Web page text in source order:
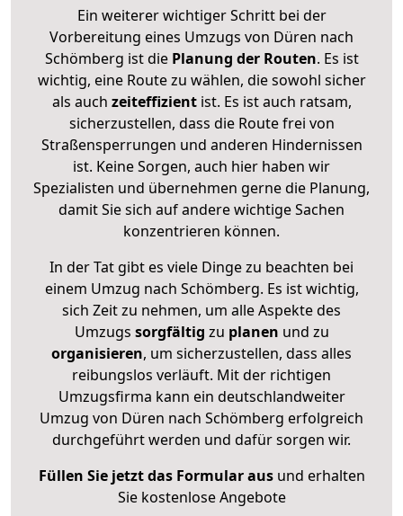
Ein weiterer wichtiger Schritt bei der
Vorbereitung eines Umzugs von Düren nach
Schömberg ist diePlanung der Routen. Es ist
wichtig, eine Route zu wählen, die sowohl sicher
als auch zeiteffizientist. Es ist auch ratsam,
sicherzustellen, dass die Route frei von
Straßensperrungen und anderen Hindernissen
ist. Keine Sorgen, auch hier haben wir
Spezialisten und übernehmen gerne die Planung,
damit Sie sich auf andere wichtige Sachen
konzentrieren können.
In der Tat gibt es viele Dinge zu beachten bei
einem Umzug nach Schömberg. Es ist wichtig,
sich Zeit zu nehmen, um alle Aspekte des
Umzugs sorgfältig zu planen und zu
organisieren, um sicherzustellen, dass alles
reibungslos verläuft. Mit der richtigen
Umzugsfirma kann ein deutschlandweiter
Umzug von Düren nach Schömberg erfolgreich
durchgeführt werden und dafür sorgen wir.
Füllen Sie jetzt das Formular ausund erhalten
Sie kostenlose Angebote